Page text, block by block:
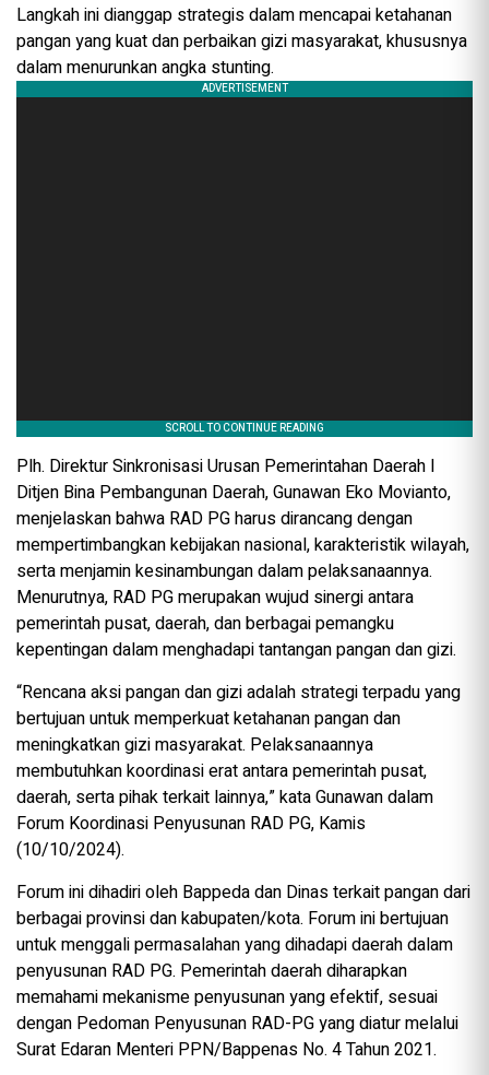
Langkah ini dianggap strategis dalam mencapai ketahanan
pangan yang kuat dan perbaikan gizi masyarakat, khususnya
dalam menurunkan angka stunting.
Plh. Direktur Sinkronisasi Urusan Pemerintahan Daerah I
Ditjen Bina Pembangunan Daerah, Gunawan Eko Movianto,
menjelaskan bahwa RAD PG harus dirancang dengan
mempertimbangkan kebijakan nasional, karakteristik wilayah,
serta menjamin kesinambungan dalam pelaksanaannya.
Menurutnya, RAD PG merupakan wujud sinergi antara
pemerintah pusat, daerah, dan berbagai pemangku
kepentingan dalam menghadapi tantangan pangan dan gizi.
“Rencana aksi pangan dan gizi adalah strategi terpadu yang
bertujuan untuk memperkuat ketahanan pangan dan
meningkatkan gizi masyarakat. Pelaksanaannya
membutuhkan koordinasi erat antara pemerintah pusat,
daerah, serta pihak terkait lainnya,” kata Gunawan dalam
Forum Koordinasi Penyusunan RAD PG, Kamis
(10/10/2024).
Forum ini dihadiri oleh Bappeda dan Dinas terkait pangan dari
berbagai provinsi dan kabupaten/kota. Forum ini bertujuan
untuk menggali permasalahan yang dihadapi daerah dalam
penyusunan RAD PG. Pemerintah daerah diharapkan
memahami mekanisme penyusunan yang efektif, sesuai
dengan Pedoman Penyusunan RAD-PG yang diatur melalui
Surat Edaran Menteri PPN/Bappenas No. 4 Tahun 2021.